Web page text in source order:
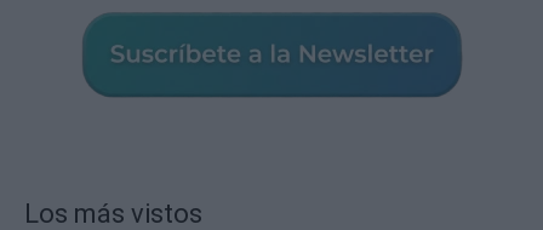
Los más vistos